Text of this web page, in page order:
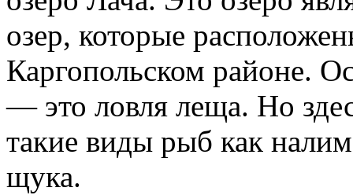
озер, которые
Каргопольском районе.
— это ловля леща. Но
такие виды рыб как
щука.